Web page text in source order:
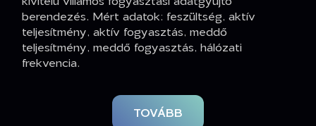
berendezés. Mért adatok: feszültség, aktív
teljesítmény, aktív fogyasztás, meddő
teljesítmény, meddő fogyasztás, hálózati
frekvencia.
TOVÁBB